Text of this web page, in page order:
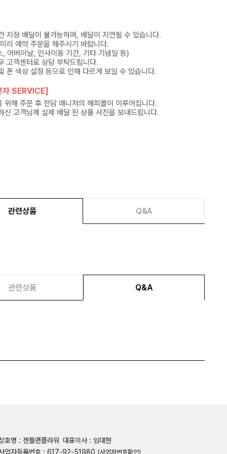
지정 배달이 불가능하며, 배달이 지연될 수 있습니다.
리 예약 주문을 해주시기 바랍니다.
어버이날, 인사이동 기간, 기타 기념일 등)
고객센터로 상담 부탁드립니다.
폰 색상 설정 등으로 인해 다르게 보일 수 있습니다.
자 SERVICE]
위해 주문 후 전담 매니저의 해피콜이 이루어집니다.
신 고객님께 실제 배달 된 상품 사진을 보내드립니다.
관련상품 Q&A
관련상품 Q&A
호명 : 젠틀맨플라워 대표이사 : 임대현
업자등록번호 : 617-92-51980 [사업자번호확인]